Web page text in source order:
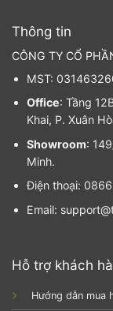
Thông tin
CÔNG TY CỔ
MST:
Office: Tầng
Khai, P. Xuân
Showroom:
Minh.
Điện thoại:
Email:
Hỗ trợ khách
Hướng dẫn mua